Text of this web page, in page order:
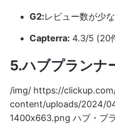
G2:レビュー数が少
Capterra: 4.3/5 (20
5.ハブプランナ
/img/ https://
content/uploads/2024/
1400x663.png ハブ・プ